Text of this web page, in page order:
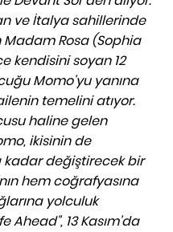
ve İtalya sahillerinde
Rosa (Sophia
kendisini soyan 12
Momo'yu yanına
temelini atıyor.
haline gelen
ikisinin de
kadar değiştirecek bir
hem coğrafyasına
yolculuk
Ahead", 13 Kasım'da